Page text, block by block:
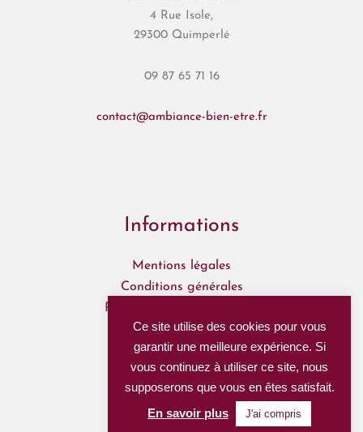
4 Rue Isole,
29300 Quimperlé
09 87 65 71 16
contact@ambiance-bien-etre.fr
Informations
Mentions légales
Conditions générales
Politique de confidentialité
Mon Compte
Mes commandes
Nous suivre
Ce site utilise des cookies pour vous
garantir une meilleure expérience. Si
vous continuez à utiliser ce site, nous
supposerons que vous en êtes satisfait.
En savoir plus
J'ai compris